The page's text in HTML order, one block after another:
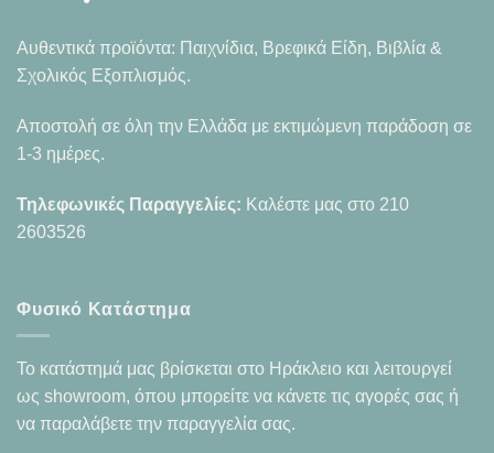
Αυθεντικά προϊόντα: Παιχνίδια, Βρεφικά Είδη, Βιβλία &
Σχολικός Εξοπλισμός.
Αποστολή σε όλη την Ελλάδα με εκτιμώμενη παράδοση σε
1-3 ημέρες.
Τηλεφωνικές Παραγγελίες: Καλέστε μας στο 210
2603526
Φυσικό Κατάστημα
Το κατάστημά μας βρίσκεται στο Ηράκλειο και λειτουργεί
ως showroom, όπου μπορείτε να κάνετε τις αγορές σας ή
να παραλάβετε την παραγγελία σας.